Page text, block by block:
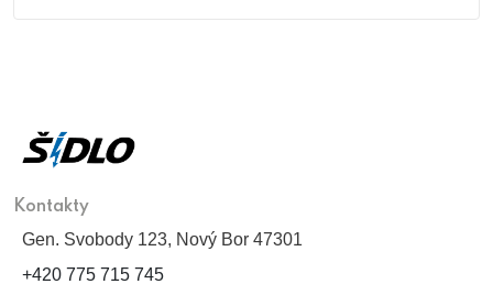
Kontakty
Gen. Svobody 123, Nový Bor 47301
+420 775 715 745